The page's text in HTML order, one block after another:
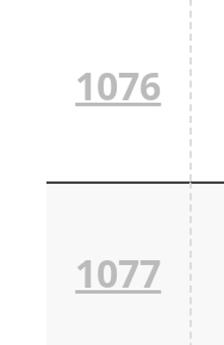
1076
1077